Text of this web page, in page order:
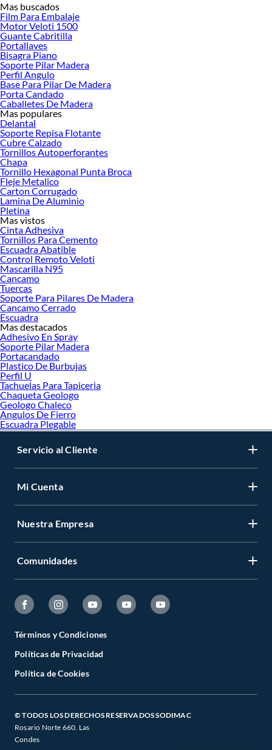
Más productos con increíbles ofertas:
Pinturas para muros
Pintura para paredes
Pinturas para maderas
Pinturas para piscina
Pintura para techos
Pintura para ladrillos
Pintura para interior
Pinturas especiales y por material
Pintura para metales
Pintura Oleos
Pintura Impermeabilizantes
Protectores de madera, barnices y stains
Herramientas y complementos para el pintor
Pintura especial
Pinturas para exterior
Pinturas
Pintura Antihongo
Anticorrosiva
Barnices
Espuma expansiva y poliuretano
Pintura para paredes
Esmalte al agua
Pintura para muros exteriores
Pintura blanca interior
Igol denso
Brochas
Cintas Masking
Mas buscados
Film Para Embalaje
Motor Veloti 1500
Guante Cabritilla
Portallaves
Bisagra Piano
Soporte Pilar Madera
Perfil Angulo
Base Para Pilar De Madera
Porta Candado
Caballetes De Madera
Mas populares
Delantal
Soporte Repisa Flotante
Cubre Calzado
Tornillos Autoperforantes
Chapa
Tornillo Hexagonal Punta Broca
Fleje Metalico
Carton Corrugado
Lamina De Aluminio
Pletina
Mas vistos
Cinta Adhesiva
Tornillos Para Cemento
Escuadra Abatible
Control Remoto Veloti
Mascarilla N95
Cancamo
Tuercas
Soporte Para Pilares De Madera
Cancamo Cerrado
Escuadra
Mas destacados
Adhesivo En Spray
Soporte Pilar Madera
Portacandado
Plastico De Burbujas
Perfil U
Tachuelas Para Tapiceria
Chaqueta Geologo
Geologo Chaleco
Angulos De Fierro
Escuadra Plegable
Servicio al Cliente
Mi Cuenta
Nuestra Empresa
Comunidades
Términos y Condiciones
Políticas de Privacidad
Política de Cookies
© TODOS LOS DERECHOS RESERVADOS SODIMAC
Rosario Norte 660. Las
Condes